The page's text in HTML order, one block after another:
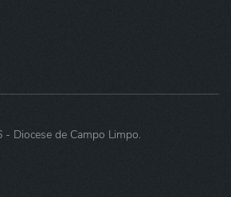
- Diocese de Campo Limpo.